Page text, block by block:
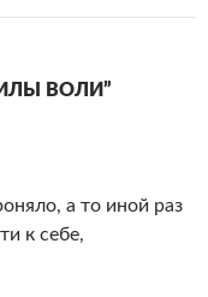
ВОЛИ”
а то иной раз
к себе,